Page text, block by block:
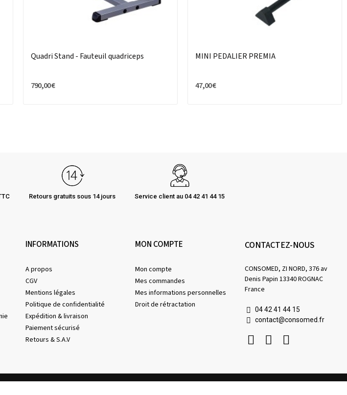
Quadri Stand - Fauteuil quadriceps
790,00 €
MINI PEDALIER PREMIA
47,00 €
Retours gratuits sous 14 jours Service client au 04 42 41 44 15
INFORMATIONS
A propos
CGV
Mentions légales
Politique de confidentialité
Expédition & livraison
Paiement sécurisé
Retours & S.A.V
MON COMPTE
Mon compte
Mes commandes
Mes informations personnelles
Droit de rétractation
CONTACTEZ-NOUS
CONSOMED, ZI NORD, 376 av
Denis Papin 13340 ROGNAC
France
04 42 41 44 15
contact@consomed.fr